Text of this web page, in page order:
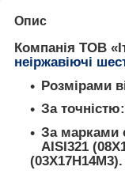
Опис
Компанія ТОВ
неіржавіючі
Розмірами
За
За марками
AISI321
(03Х17Н14М3).